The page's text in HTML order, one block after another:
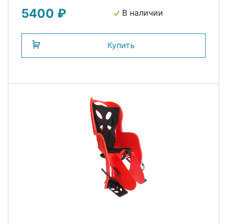
5400 ₽ В наличии
Купить